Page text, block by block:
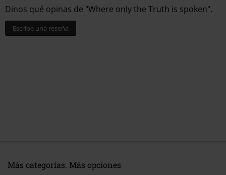
Dinos qué opinas de "Where only the Truth is spoken".
Escribe una reseña
Más categorías. Más opciones